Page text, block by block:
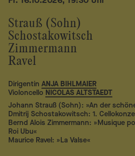
Strauß (Sohn)
Schostakowitsch
Zimmermann
Ravel
Dirigentin ANJA BIHLMAIER
Violoncello NICOLAS ALTSTAEDT
Johann Strauß (Sohn): »An der
Dmitrij Schostakowitsch: 1.
Bernd Alois Zimmermann: »Musique
Roi Ubu«
Maurice Ravel: »La Valse«